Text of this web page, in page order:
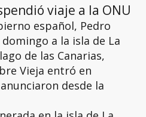
viaje a la ONU
español, Pedro
a la isla de La
de las Canarias,
Vieja entró en
desde la